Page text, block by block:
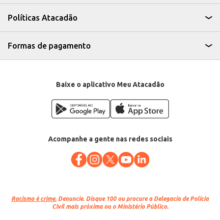
conveniência para o comércio varejista, permitindo um atendimento
eficiente e a oferta de um produto de qualidade. A venda por quilo garante
um bom custo-benefício, tornando-o uma escolha atrativa para seus
Departamento: Carnes, aves e peixes
Categoria: Ovino e caprino
EAN: 84541
Políticas Atacadão
Formas de pagamento
Baixe o aplicativo Meu Atacadão
Acompanhe a gente nas redes sociais
Racismo é crime. Denuncie. Disque 100 ou procure a Delegacia de Polícia
Civil mais próxima ou o Ministério Público.